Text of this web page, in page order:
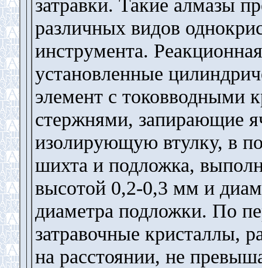
затравки. Такие алмазы
различных видов
инструмента.
установленные
элемент с токовводными
стержнями, запирающие
изолирующую втулку, в
шихта и подложка,
высотой 0,2-0,3 мм и
диаметра подложки. По
затравочные кристаллы,
на расстоянии, не